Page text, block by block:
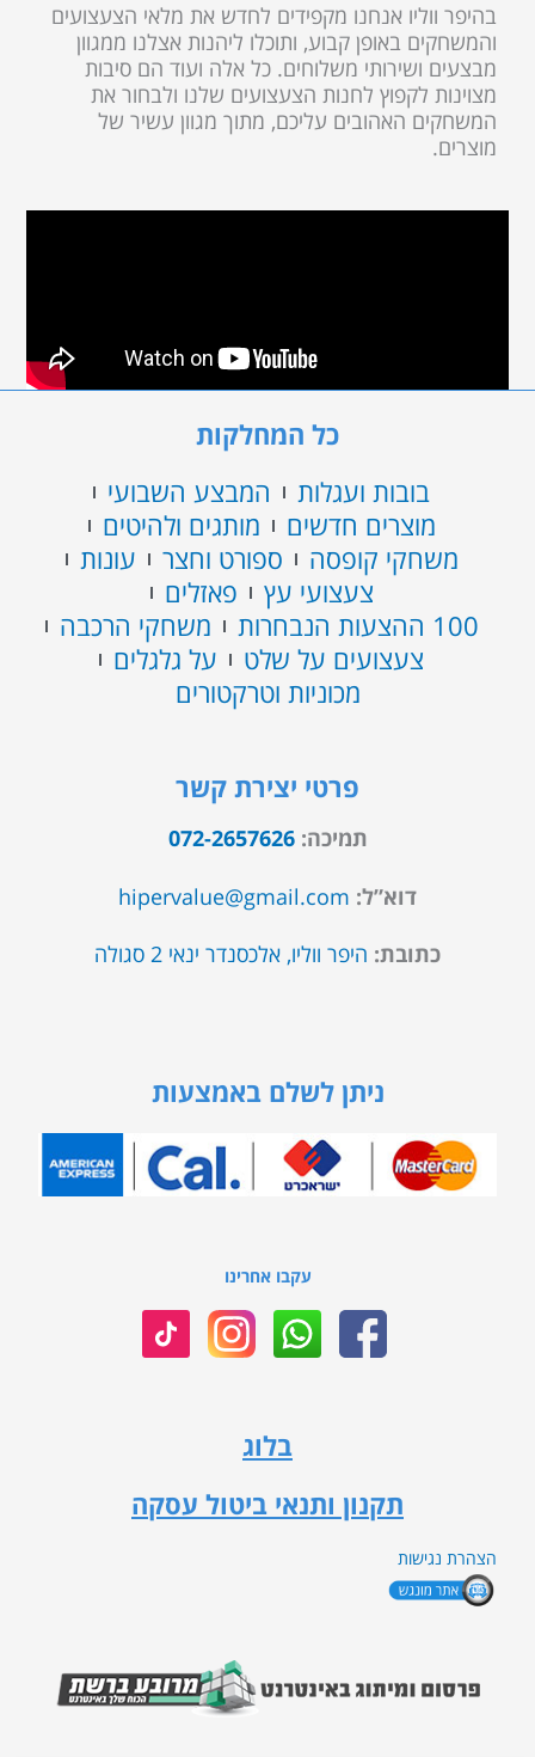
בהיפר ווליו אנחנו מקפידים לחדש את מלאי הצעצועים
והמשחקים באופן קבוע, ותוכלו ליהנות אצלנו ממגוון
מבצעים ושירותי משלוחים. כל אלה ועוד הם סיבות
מצוינות לקפוץ לחנות הצעצועים שלנו ולבחור את
המשחקים האהובים עליכם, מתוך מגוון עשיר של
מוצרים.
כל המחלקות
בובות ועגלות
המבצע השבועי
מוצרים חדשים
מותגים ולהיטים
משחקי קופסה
ספורט וחצר
עונות
צעצועי עץ
פאזלים
100 ההצעות הנבחרות
משחקי הרכבה
צעצועים על שלט
על גלגלים
מכוניות וטרקטורים
פרטי יצירת קשר
תמיכה:072-2657626
דוא”ל: hipervalue@gmail.com
כתובת: היפר ווליו, אלכסנדר ינאי 2 סגולה
ניתן לשלם באמצעות
עקבו אחרינו
בלוג
תקנון ותנאי ביטול עסקה
הצהרת נגישות